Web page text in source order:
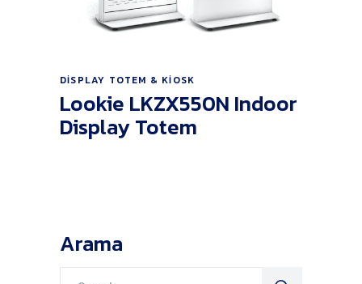
Ürünü İncele
DISPLAY TOTEM & KIOSK
Lookie LKZX550N Indoor
Display Totem
Arama